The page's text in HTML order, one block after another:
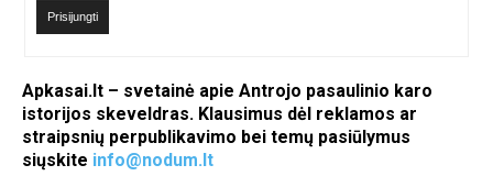
Prisijungti
Apkasai.lt – svetainė apie Antrojo pasaulinio karo
istorijos skeveldras. Klausimus dėl reklamos ar
straipsnių perpublikavimo bei temų pasiūlymus
siųskite info@nodum.lt